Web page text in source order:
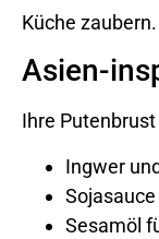
Küche zaubern.
Asien-
Ihre
Ingwer
Sesamöl